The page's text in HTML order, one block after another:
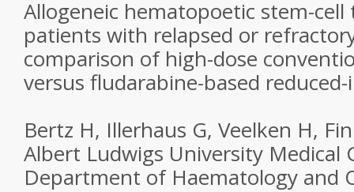
Allogeneic hematopoetic stem-
patients with relapsed or
comparison of high-dose
versus fludarabine-based
Bertz H, Illerhaus G, Veelken H,
Albert Ludwigs University Medical
Department of Haematology and